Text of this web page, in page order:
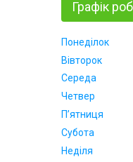
Графік
Понеділок
Вівторок
Середа
Четвер
Пʼятниця
Субота
Неділя